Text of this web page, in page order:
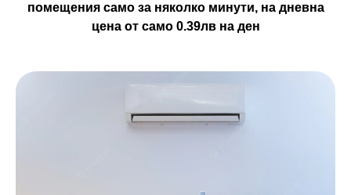
помещения само за няколко минути, на дневна
цена от само 0.39лв на ден